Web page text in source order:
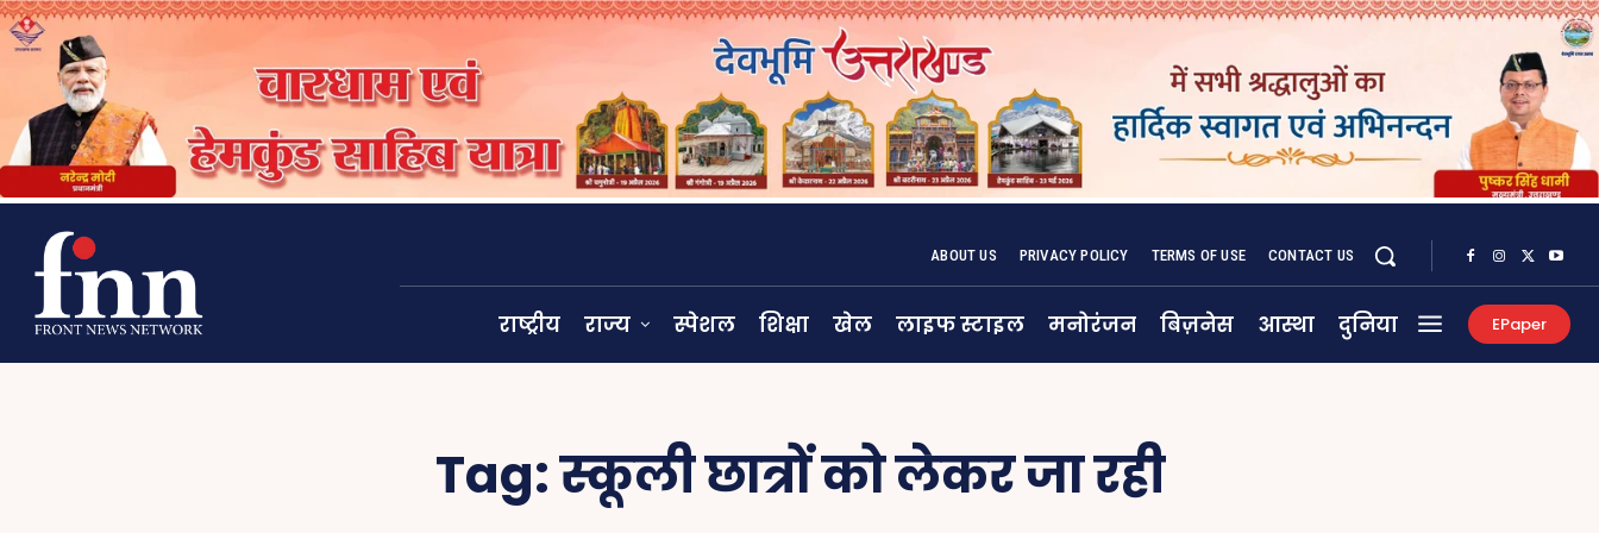
ABOUT US PRIVACY POLICY TERMS OF USE CONTACT US
राष्ट्रीय राज्य स्पेशल शिक्षा खेल लाइफ स्टाइल मनोरंजन बिज़नेस आस्था दुनिया EPaper
Tag:स्कूली छात्रों को लेकर जा रही